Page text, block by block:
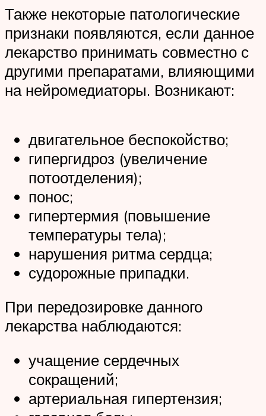
Также некоторые патологические
признаки появляются, если данное
лекарство принимать совместно с
другими препаратами, влияющими
на нейромедиаторы. Возникают:
двигательное беспокойство;
гипергидроз (увеличение
потоотделения);
понос;
гипертермия (повышение
температуры тела);
нарушения ритма сердца;
судорожные припадки.
При передозировке данного
лекарства наблюдаются:
учащение сердечных
сокращений;
артериальная гипертензия;